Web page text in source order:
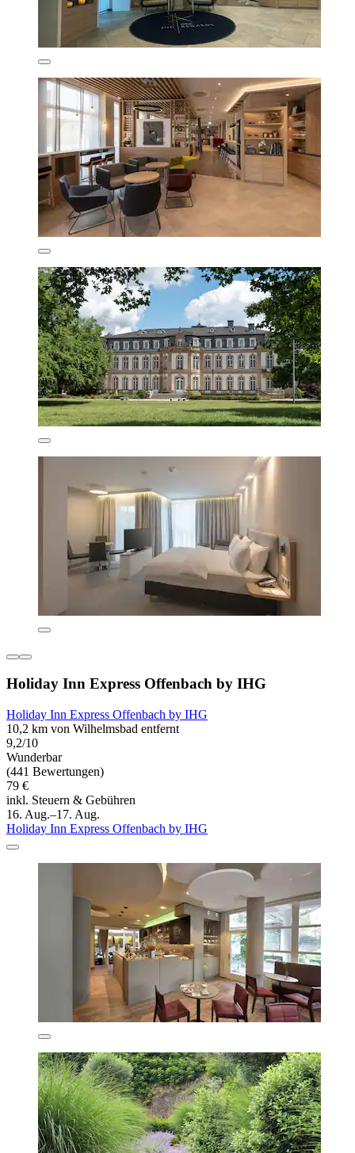
Holiday Inn Express Offenbach by IHG
Holiday Inn Express Offenbach by IHG
10,2 km von Wilhelmsbad entfernt
9,2/10
Wunderbar
(441 Bewertungen)
79 €
inkl. Steuern & Gebühren
16. Aug.–17. Aug.
Holiday Inn Express Offenbach by IHG